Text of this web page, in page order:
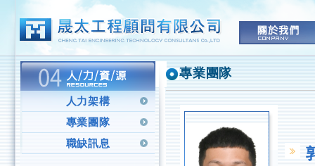
人力架構
專業團隊
職缺訊息
專業團隊